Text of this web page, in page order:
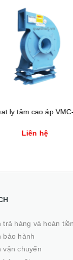
nhanh
VMC-6D
trả hàng và hoàn tiền
bảo hành
vận chuyển